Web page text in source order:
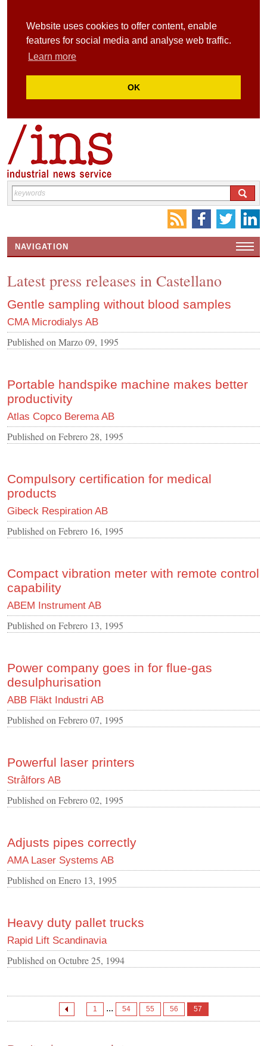
Website uses cookies to offer content, enable
features for social media and analyse web traffic.
Learn more
OK
NAVIGATION
CONTACT US
INS MAIN WEBSITE
ABOUT US
Latest press releases in Castellano
Gentle sampling without blood samples
CMA Microdialys AB
Published on Marzo 09, 1995
Portable handspike machine makes better
productivity
Atlas Copco Berema AB
Published on Febrero 28, 1995
Compulsory certification for medical
products
Gibeck Respiration AB
Published on Febrero 16, 1995
Compact vibration meter with remote control
capability
ABEM Instrument AB
Published on Febrero 13, 1995
Power company goes in for flue-gas
desulphurisation
ABB Fläkt Industri AB
Published on Febrero 07, 1995
Powerful laser printers
Strålfors AB
Published on Febrero 02, 1995
Adjusts pipes correctly
AMA Laser Systems AB
Published on Enero 13, 1995
Heavy duty pallet trucks
Rapid Lift Scandinavia
Published on Octubre 25, 1994
1 ... 54 55 56 57